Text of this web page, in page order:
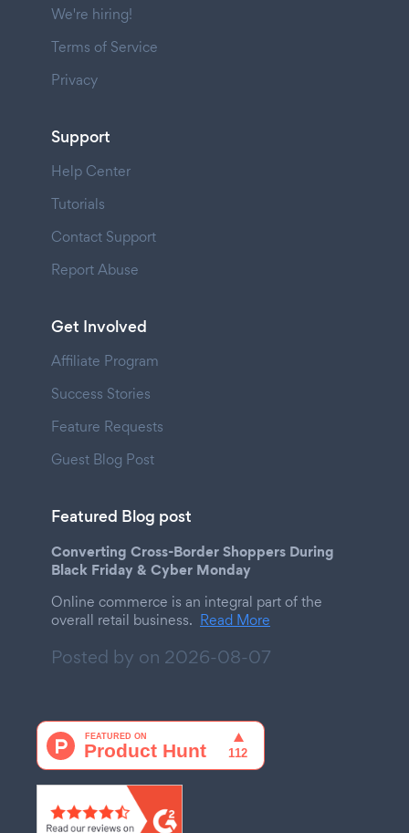
We're hiring!
Terms of Service
Privacy
Support
Help Center
Tutorials
Contact Support
Report Abuse
Get Involved
Affiliate Program
Success Stories
Feature Requests
Guest Blog Post
Featured Blog post
Converting Cross-Border Shoppers During
Black Friday & Cyber Monday
Online commerce is an integral part of the
overall retail business. Read More
Posted by on 2026-08-07